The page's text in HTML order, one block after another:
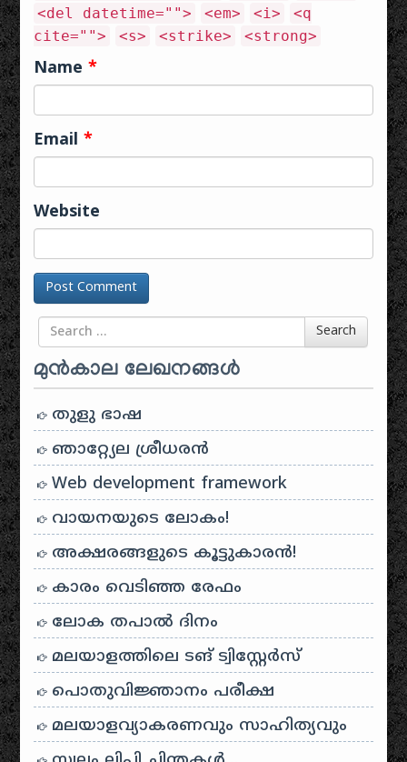
<del datetime="">
<em> <i>
<q
cite="">
<s> <strike> <strong>
Name*
Email*
Website
Search for Search
മുൻകാല ലേഖനങ്ങൾ
തുളു ഭാഷ
ഞാറ്റ്യേല ശ്രീധരൻ
Web development framework
വായനയുടെ ലോകം!
അക്ഷരങ്ങളുടെ കൂട്ടുകാരൻ!
കാരം വെടിഞ്ഞ രേഫം
ലോക തപാൽ ദിനം
മലയാളത്തിലെ ടങ് ട്വിസ്റ്റേർസ്
പൊതുവിജ്ഞാനം പരീക്ഷ
മലയാളവ്യാകരണവും സാഹിത്യവും